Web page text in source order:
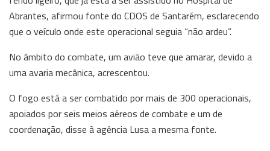
Abrantes, afirmou fonte do CDOS de Santarém, esclarecendo
que o veículo onde este operacional seguia “não ardeu”.
No âmbito do combate, um avião teve que amarar, devido a
uma avaria mecânica, acrescentou.
O fogo está a ser combatido por mais de 300 operacionais,
apoiados por seis meios aéreos de combate e um de
coordenação, disse à agência Lusa a mesma fonte.